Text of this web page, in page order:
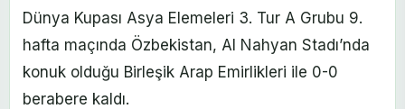
Dünya Kupası Asya Elemeleri 3. Tur A Grubu 9.
hafta maçında Özbekistan, Al Nahyan Stadı’nda
konuk olduğu Birleşik Arap Emirlikleri ile 0-0
berabere kaldı.